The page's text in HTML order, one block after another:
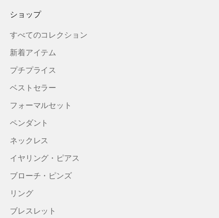
ショップ
すべてのコレクション
新着アイテム
プチプライス
ベストセラー
フォーマルセット
ペンダント
ネックレス
イヤリング・ピアス
ブローチ・ピンズ
リング
ブレスレット